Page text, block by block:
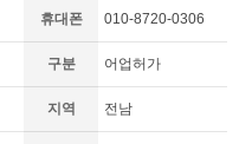
휴대폰 010-8720-0306
구분 어업허가
지역 전남